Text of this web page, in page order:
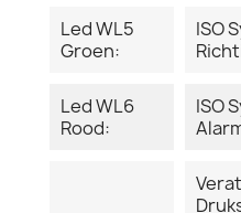
Led WL5
Groen:
ISO
Led WL6
Rood:
ISO